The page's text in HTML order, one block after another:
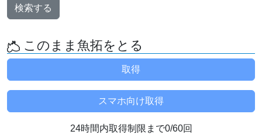
検索する
このまま魚拓をとる
24時間内取得制限まで0/60回